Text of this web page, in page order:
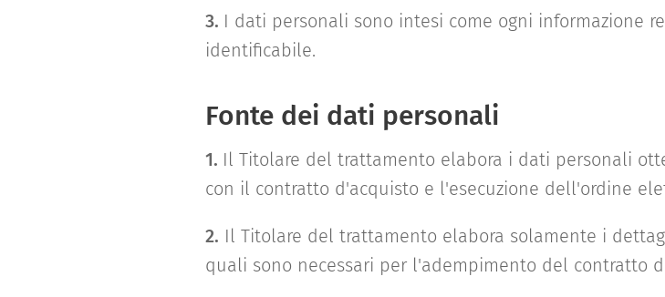
3. I dati personali sono intesi come ogni informazione
identificabile.
Fonte dei dati personali
1. Il Titolare del trattamento elabora i dati personali
con il contratto d'acquisto e l'esecuzione dell'ordine
2. Il Titolare del trattamento elabora solamente i
quali sono necessari per l'adempimento del contratto